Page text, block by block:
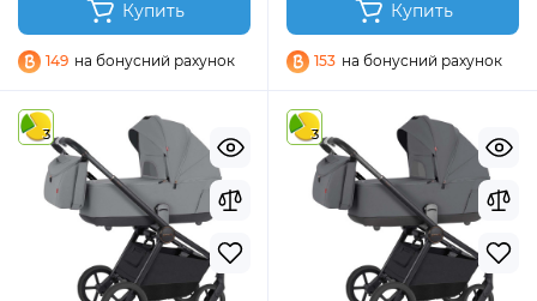
Купить
149 на бонусний рахунок
Купить
153 на бонусний рахунок
3 3